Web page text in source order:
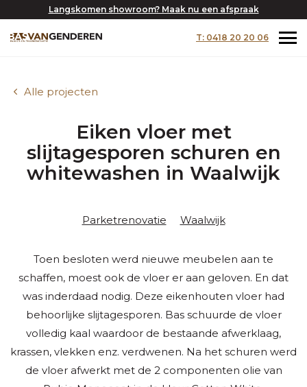
Langskomen showroom? Maak nu een afspraak
T: 0418 20 20 06
Alle projecten
Eiken vloer met
slijtagesporen schuren en
whitewashen in Waalwijk
Parketrenovatie Waalwijk
Toen besloten werd nieuwe meubelen aan te
schaffen, moest ook de vloer er aan geloven. En dat
was inderdaad nodig. Deze eikenhouten vloer had
behoorlijke slijtagesporen. Bas schuurde de vloer
volledig kaal waardoor de bestaande afwerklaag,
krassen, vlekken enz. verdwenen. Na het schuren werd
de vloer afwerkt met de 2 componenten olie van